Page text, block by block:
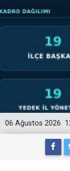
06 Ağustos 2026